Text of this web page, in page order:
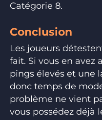
Catégorie 8.
Conclusion
Les joueurs
fait. Si vous en avez
pings élevés et une
donc temps de
problème ne vient
vous possédez déjà